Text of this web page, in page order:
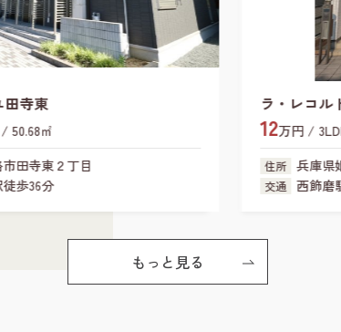
ラ・レコルト
12万円 / 3LDK / 76.59㎡
住所 兵庫県姫路市飾磨区今在家
交通
もっと見る